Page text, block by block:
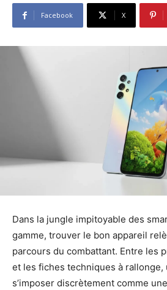
Facebook X
Dans la jungle impitoyable des
gamme, trouver le bon appareil
parcours du combattant. Entre les
et les fiches techniques à rallonge,
s’imposer discrètement comme